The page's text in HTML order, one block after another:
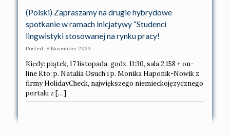
(Polski) Zapraszamy na drugie hybrydowe
spotkanie w ramach inicjatywy “Studenci
lingwistyki stosowanej na rynku pracy!
Posted: 8 November 2023
Kiedy: piątek, 17 listopada, godz. 11:30, sala 2.158 + on-
line Kto: p. Natalia Osuch i p. Monika Haponik-Nowik z
firmy HolidayCheck, największego niemieckojęzycznego
portalu z […]